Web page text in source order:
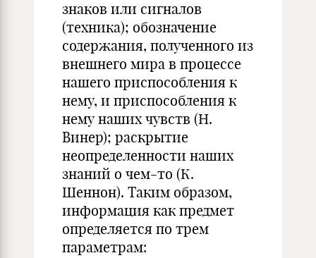
знаков или сигналов
(техника); обозначение
содержания, полученного из
внешнего мира в процессе
нашего приспособления к
нему, и приспособления к
нему наших чувств (Н.
Винер); раскрытие
неопределенности наших
знаний о чем-то (К.
Шеннон). Таким образом,
информация как предмет
определяется по трем
параметрам: